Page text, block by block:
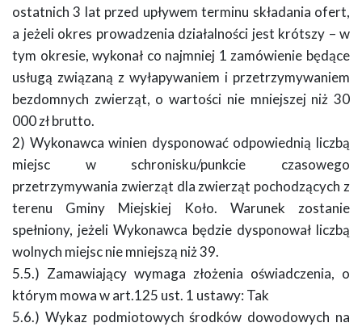
ostatnich 3 lat przed upływem terminu składania ofert,
a jeżeli okres prowadzenia działalności jest krótszy – w
tym okresie, wykonał co najmniej 1 zamówienie będące
usługą związaną z wyłapywaniem i przetrzymywaniem
bezdomnych zwierząt, o wartości nie mniejszej niż 30
000 zł brutto.
2) Wykonawca winien dysponować odpowiednią liczbą
miejsc w schronisku/punkcie czasowego
przetrzymywania zwierząt dla zwierząt pochodzących z
terenu Gminy Miejskiej Koło. Warunek zostanie
spełniony, jeżeli Wykonawca będzie dysponował liczbą
wolnych miejsc nie mniejszą niż 39.
5.5.) Zamawiający wymaga złożenia oświadczenia, o
którym mowa w art.125 ust. 1 ustawy: Tak
5.6.) Wykaz podmiotowych środków dowodowych na